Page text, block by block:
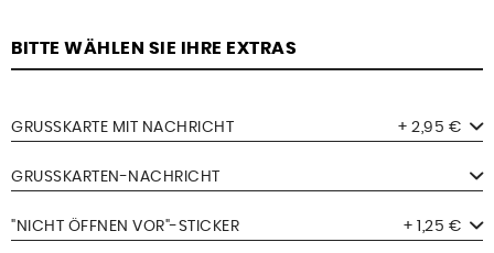
BITTE WÄHLEN SIE IHRE EXTRAS
GRUSSKARTE MIT NACHRICHT + 2,95 €
GRUSSKARTEN-NACHRICHT
"NICHT ÖFFNEN VOR"-STICKER + 1,25 €